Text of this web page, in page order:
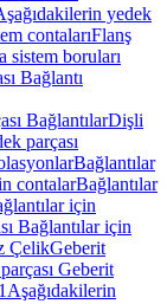
yedek
contalarıFlanş
sistem boruları
Bağlantı
BağlantılarDişli
parçası
Bağlantılar
contalarBağlantılar
için
Bağlantılar için
ÇelikGeberit
Geberit
Aşağıdakilerin